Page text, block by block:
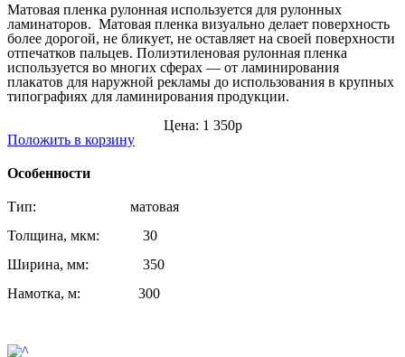
Матовая пленка рулонная используется для рулонных
ламинаторов. Матовая пленка визуально делает поверхность
более дорогой, не бликует, не оставляет на своей поверхности
отпечатков пальцев. Полиэтиленовая рулонная пленка
используется во многих сферах — от ламинирования
плакатов для наружной рекламы до использования в крупных
типографиях для ламинирования продукции.
Цена: 1 350р
Положить в корзину
Особенности
Тип: матовая
Толщина, мкм: 30
Ширина, мм: 350
Намотка, м: 300